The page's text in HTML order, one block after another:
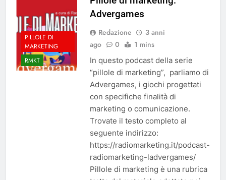
PILLOLE DI
MARKETING
RMKT
Advergames
Redazione
3 anni
ago
0 1 mins
In questo podcast della serie
“pillole di marketing”, parliamo di
Advergames, i giochi progettati
con specifiche finalità di
marketing o comunicazione.
Trovate il testo completo al
seguente indirizzo:
https://radiomarketing.it/podcast-
radiomarketing-ladvergames/
Pillole di marketing è una rubrica